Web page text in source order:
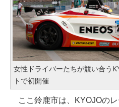
女性ドライバーたちが競い合う
トで初開催
ここ鈴鹿市は、KYOJOの